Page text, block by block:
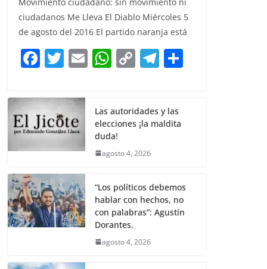
c
e
b
o
k
itt
er
ai
l
at
s
A
p
p
y
Li
n
e
gr
a
m
ar
e
ciudadanos Me Lleva El Diablo Miércoles 5
de agosto del 2016 El partido naranja está
F
c
e
b
o
o
k
T
itt
er
E W
s
A
p
C
y
Li
n
T
gr
a
Las autoridades y las
elecciones ¡la maldita
duda!
agosto 4, 2026
“Los políticos debemos
hablar con hechos, no
con palabras”: Agustín
Dorantes.
agosto 4, 2026